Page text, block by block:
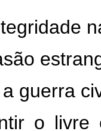
guerra
o livre